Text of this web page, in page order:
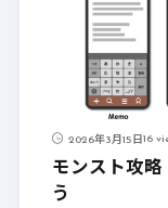
2026年3月15日16
モンスト攻略
う